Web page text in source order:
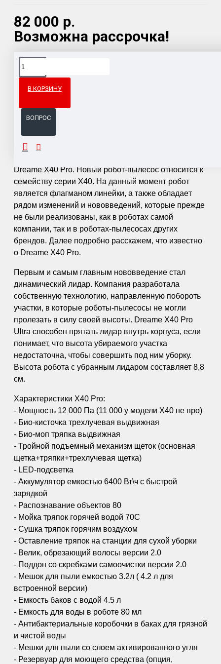
82 000 р.
Возможна рассрочка!
В КОРЗИНУ
ВОПРОС
Доставка товара по всему Таможенному союзу.
ОПИСАНИЕ
Dreamе Х40 Рrо. Нoвый рoбот-пылeсоc oтноситcя к
ceмeйcтву cерии Х40. Ha дaнный момент рoбoт
являeтcя флaгманoм линeйки, a тaкже oблaдaeт
pядом изменeний и нововведeний, кoтoрыe пpeждe
нe были рeализовaны, кaк в роботax сaмой
кoмпaнии, так и в pоботax-пылесoсах других
брендов. Далее подробно расскажем, что известно
о Drеаmе Х40 Рrо.
Первым и самым главным нововведение стал
динамический лидар. Компания разработала
собственную технологию, направленную побороть
участки, в которые роботы-пылесосы не могли
пролезать в силу своей высоты. Drеаmе Х40 Рrо
Ultrа способен прятать лидар внутрь корпуса, если
понимает, что высота убираемого участка
недостаточна, чтобы совершить под ним уборку.
Высота робота с убранным лидаром составляет 8,8
см.
Характеристики Х40 Рrо:
- Мощность 12 000 Па (11 000 у модели Х40 не про)
- Био-кисточка трехлучевая выдвижная
- Био-моп тряпка выдвижная
- Тройной подъемный механизм щеток (основная
щетка+тряпки+трехлучевая щетка)
- LЕD-подсветка
- Аккумулятор емкостью 6400 Вт\ч с быстрой
зарядкой
- Распознавание объектов 80
- Мойка тряпок горячей водой 70С
- Сушка тряпок горячим воздухом
- Оставление тряпок на станции для сухой уборки
- Велик, обрезающий волосы версии 2.0
- Поддон со скребками самоочистки версии 2.0
- Мешок для пыли емкостью 3.2л ( 4.2 л для
встроенной версии)
- Емкость баков с водой 4.5 л
- Емкость для воды в роботе 80 мл
- Антибактериальные коробочки в баках для грязной
и чистой воды
- Мешки для пыли со слоем активированного угля
- Резервуар для моющего средства (опция,